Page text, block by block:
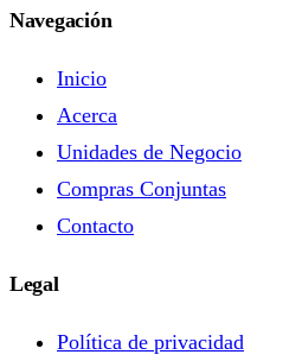
Navegación
Inicio
Acerca
Unidades de Negocio
Compras Conjuntas
Contacto
Legal
Política de privacidad